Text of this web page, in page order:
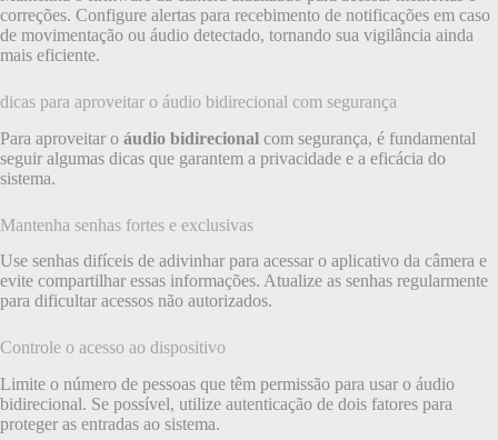
correções. Configure alertas para recebimento de notificações em caso
de movimentação ou áudio detectado, tornando sua vigilância ainda
mais eficiente.
dicas para aproveitar o áudio bidirecional com segurança
Para aproveitar o áudio bidirecional com segurança, é fundamental
seguir algumas dicas que garantem a privacidade e a eficácia do
sistema.
Mantenha senhas fortes e exclusivas
Use senhas difíceis de adivinhar para acessar o aplicativo da câmera e
evite compartilhar essas informações. Atualize as senhas regularmente
para dificultar acessos não autorizados.
Controle o acesso ao dispositivo
Limite o número de pessoas que têm permissão para usar o áudio
bidirecional. Se possível, utilize autenticação de dois fatores para
proteger as entradas ao sistema.